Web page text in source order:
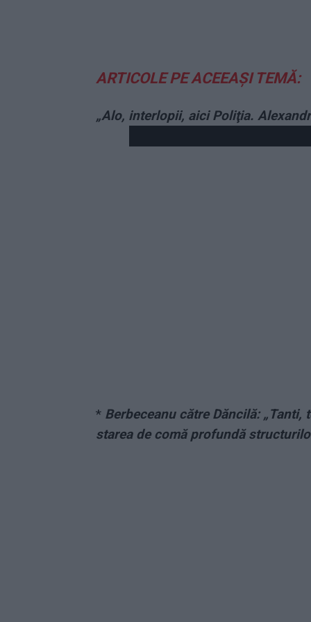
ARTICOLE PE ACEEAȘI TEMĂ:
„Alo, interlopii, aici Poliţia.
* Berbeceanu către Dăncilă:
starea de comă profundă